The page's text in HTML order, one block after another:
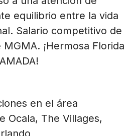
equilibrio entre la vida
Salario competitivo de
¡Hermosa Florida
en el área
Ocala, The Villages,